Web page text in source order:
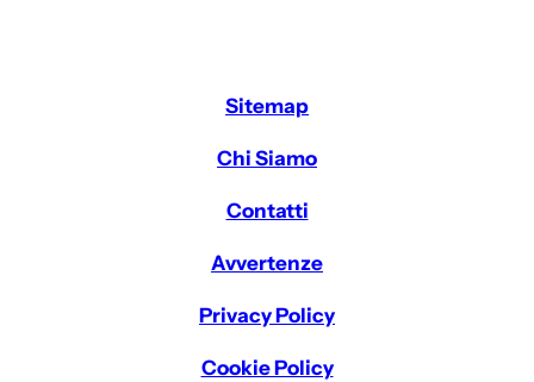
Sitemap
Chi Siamo
Contatti
Avvertenze
Privacy Policy
Cookie Policy